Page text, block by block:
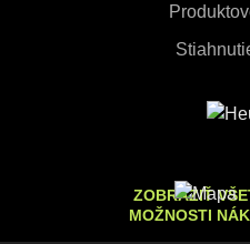
ZOBRAZIŤ
MOŽNOSTI